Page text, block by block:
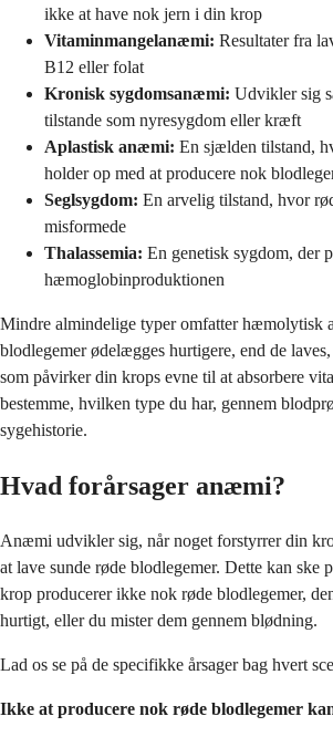
ikke at have nok jern i din krop
Vitaminmangelanæmi: Resultater fra
B12 eller folat
Kronisk sygdomsanæmi: Udvikler sig
tilstande som nyresygdom eller kræft
Aplastisk anæmi: En sjælden tilstand,
holder op med at producere nok
Seglsygdom: En arvelig tilstand, hvor
misformede
Thalassemia: En genetisk sygdom, der
hæmoglobinproduktionen
Mindre almindelige typer omfatter hæmolytisk
blodlegemer ødelægges hurtigere, end de
som påvirker din krops evne til at absorbere
bestemme, hvilken type du har, gennem
sygehistorie.
Hvad forårsager anæmi?
Anæmi udvikler sig, når noget forstyrrer din
at lave sunde røde blodlegemer. Dette kan ske
krop producerer ikke nok røde blodlegemer,
hurtigt, eller du mister dem gennem blødning.
Lad os se på de specifikke årsager bag hvert
Ikke at producere nok røde blodlegemer